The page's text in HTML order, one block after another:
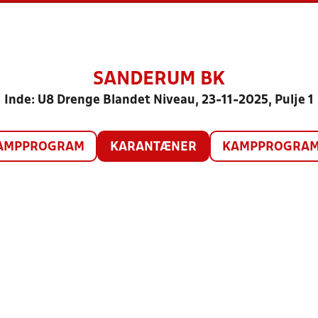
SANDERUM BK
Inde: U8 Drenge Blandet Niveau, 23-11-2025, Pulje 1
KARANTÆNER